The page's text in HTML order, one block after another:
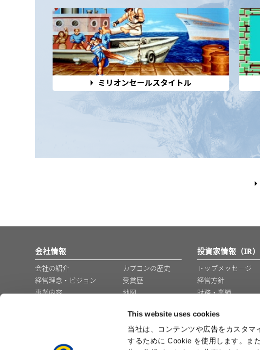
This website uses cookies
当社は、コンテンツや広告をカスタ
するために Cookie を使用します。ま
ミリオンセールスタイトル
会社情報
会社の紹介
経営理念・ビジョン
事業内容
カプコンの歴史
受賞歴
地図
業所
企業広告
投資家情報（IR）
トップメッセージ
経営方針
財務・業績